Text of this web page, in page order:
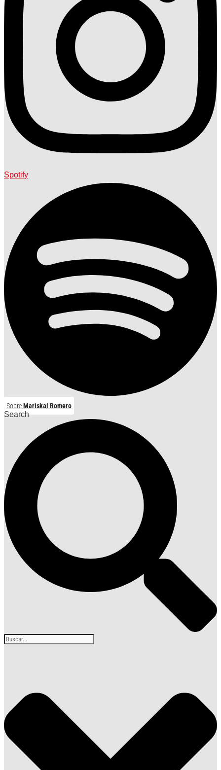
Spotify
SobreMariskal Romero
Search